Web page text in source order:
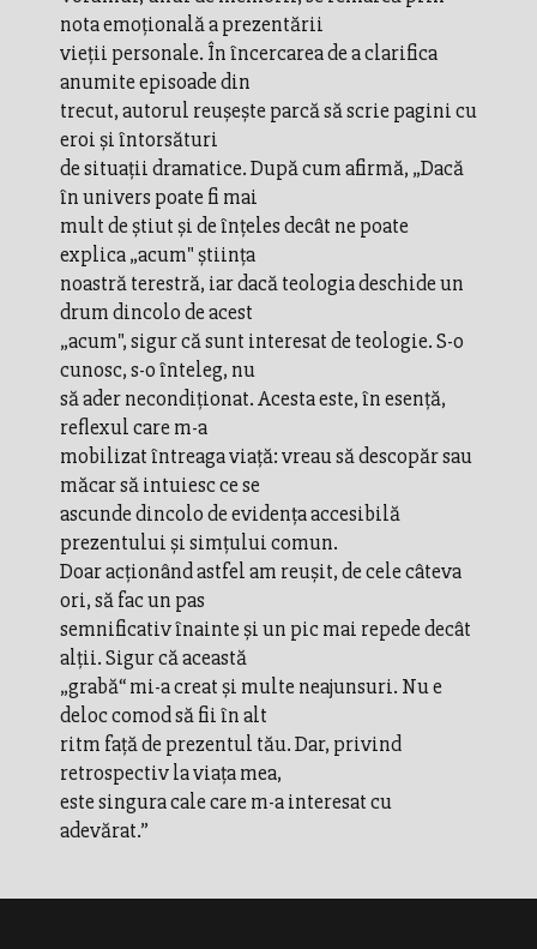
nota emoțională a prezentării
vieții personale. În încercarea de a clarifica
anumite episoade din
trecut, autorul reușește parcă să scrie pagini cu
eroi și întorsături
de situaţii dramatice. După cum afirmă, „Dacă
în univers poate fi mai
mult de ştiut şi de înţeles decât ne poate
explica „acum" ştiinţa
noastră terestră, iar dacă teologia deschide un
drum dincolo de acest
„acum", sigur că sunt interesat de teologie. S-o
cunosc, s-o înteleg, nu
să ader necondiţionat. Acesta este, în esenţă,
reflexul care m-a
mobilizat întreaga viaţă: vreau să descopăr sau
măcar să intuiesc ce se
ascunde dincolo de evidenţa accesibilă
prezentului şi simţului comun.
Doar acţionând astfel am reuşit, de cele câteva
ori, să fac un pas
semnificativ înainte şi un pic mai repede decât
alţii. Sigur că această
„grabă“ mi-a creat şi multe neajunsuri. Nu e
deloc comod să fii în alt
ritm faţă de prezentul tău. Dar, privind
retrospectiv la viaţa mea,
este singura cale care m-a interesat cu
adevărat.”